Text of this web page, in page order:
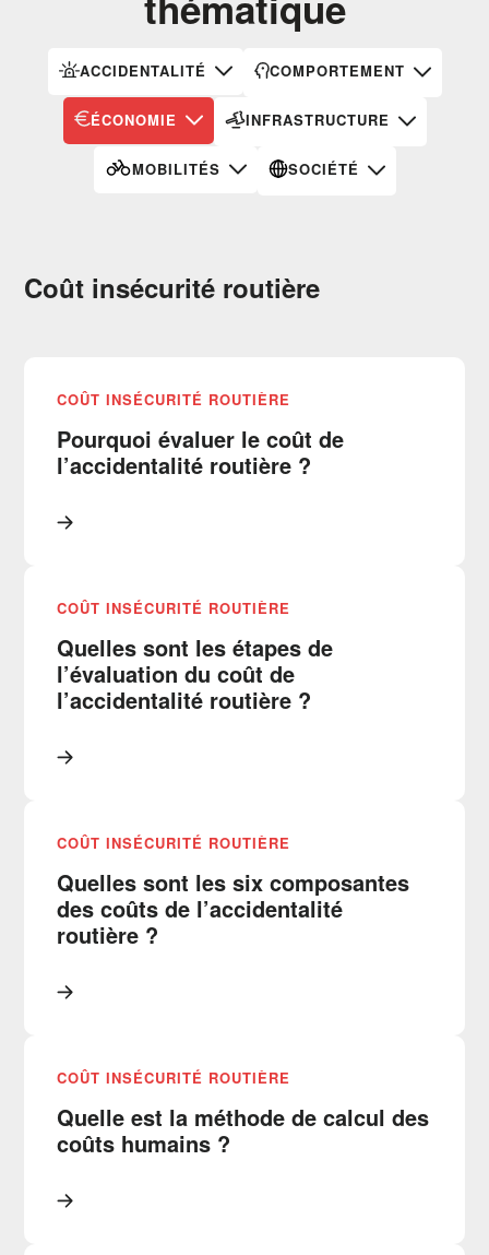
ACCIDENTALITÉ COMPORTEMENT
ÉCONOMIE INFRASTRUCTURE
MOBILITÉS SOCIÉTÉ
Coût insécurité routière
COÛT INSÉCURITÉ ROUTIÈRE
Pourquoi évaluer le coût de
l’accidentalité routière ?
COÛT INSÉCURITÉ ROUTIÈRE
Quelles sont les étapes de
l’évaluation du coût de
l’accidentalité routière ?
COÛT INSÉCURITÉ ROUTIÈRE
Quelles sont les six composantes
des coûts de l’accidentalité
routière ?
COÛT INSÉCURITÉ ROUTIÈRE
Quelle est la méthode de calcul des
coûts humains ?